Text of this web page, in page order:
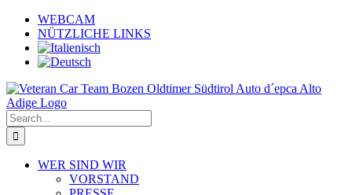
Skip
content
WEBCAM
NÜTZLICHE LINKS
Search
for:
WER SIND WIR
VORSTAND